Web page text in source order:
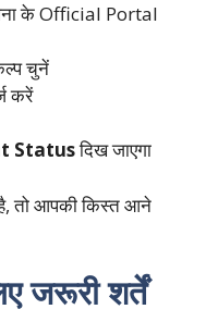
के Official Portal
चुनें
करें
Statusदिख जाएगा
तो आपकी किस्त आने
जरूरी शर्तें